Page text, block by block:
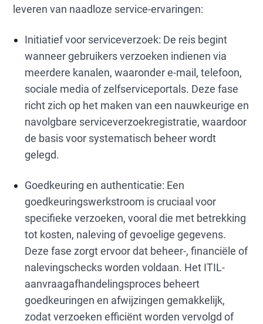
leveren van naadloze service-ervaringen:
Initiatief voor serviceverzoek: De reis begint
wanneer gebruikers verzoeken indienen via
meerdere kanalen, waaronder e-mail, telefoon,
sociale media of zelfserviceportals. Deze fase
richt zich op het maken van een nauwkeurige en
navolgbare serviceverzoekregistratie, waardoor
de basis voor systematisch beheer wordt
gelegd.
Goedkeuring en authenticatie: Een
goedkeuringswerkstroom is cruciaal voor
specifieke verzoeken, vooral die met betrekking
tot kosten, naleving of gevoelige gegevens.
Deze fase zorgt ervoor dat beheer-, financiële of
nalevingschecks worden voldaan. Het ITIL-
aanvraagafhandelingsproces beheert
goedkeuringen en afwijzingen gemakkelijk,
zodat verzoeken efficiënt worden vervolgd of